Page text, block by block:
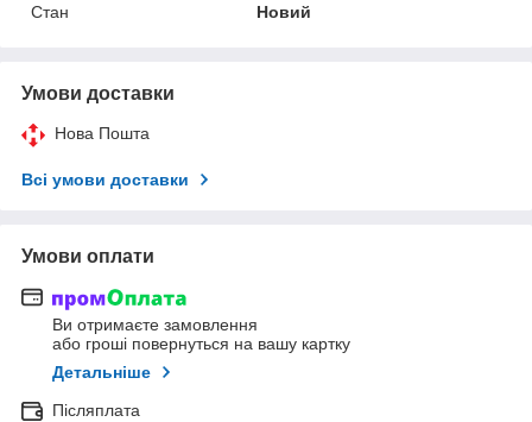
Стан
Новий
Умови доставки
Нова Пошта
Всі умови доставки
Умови оплати
Ви отримаєте замовлення
або гроші повернуться на вашу картку
Детальніше
Післяплата